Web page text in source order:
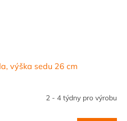
výška sedu 26 cm
2 - 4 týdny pro výrobu